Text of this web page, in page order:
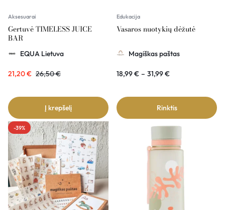
Aksesuarai
Gertuvė TIMELESS JUICE
BAR
EQUA Lietuva
21,20€ 26,50€
Į krepšelį
Edukacija
Vasaros nuotykių dėžutė
Magiškas paštas
18,99€ – 31,99€
Rinktis
-39%